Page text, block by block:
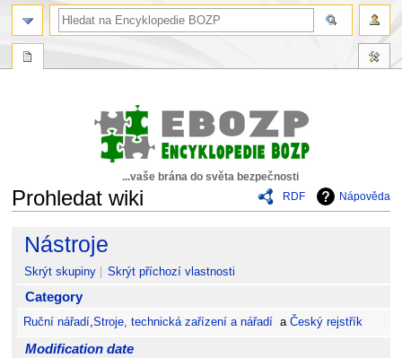
...vaše brána do světa bezpečnosti
RDF
Nápověda
Prohledat wiki
Skočit
navigaci
Skočit
vyhledávání
Nástroje
Skrýt skupiny Skrýt příchozí vlastnosti
Category
Ruční nářadí,Stroje, technická zařízení a nářadí aČeský rejstřík
Modification date